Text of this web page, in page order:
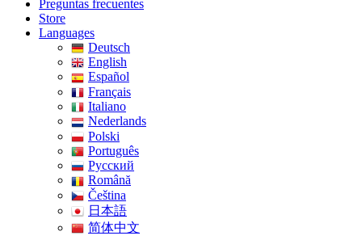
Preguntas frecuentes
Store
Languages
Deutsch
English
Español
Français
Italiano
Nederlands
Polski
Português
Pусский
Română
Čeština
日本語
简体中文